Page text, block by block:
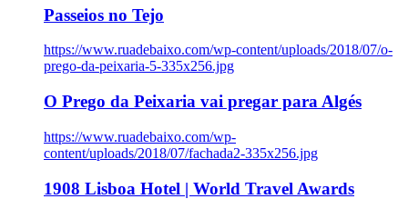
Passeios no Tejo
https://www.ruadebaixo.com/wp-content/uploads/2018/07/o-
prego-da-peixaria-5-335x256.jpg
O Prego da Peixaria vai pregar para Algés
https://www.ruadebaixo.com/wp-
content/uploads/2018/07/fachada2-335x256.jpg
1908 Lisboa Hotel | World Travel Awards